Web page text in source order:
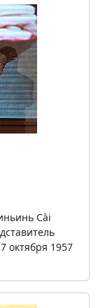
Cài
октября 1957